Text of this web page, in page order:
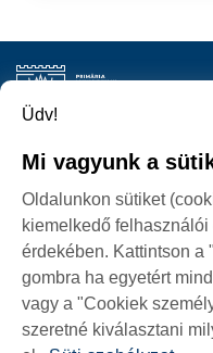
P-ȚA 25 OCTOMBRIE,
Üdv!
Mi vagyunk a
Oldalunkon sütiket
kiemelkedő
érdekében. Kattintson a
gombra ha egyetért
vagy a "Cookiek
szeretné kiválasztani